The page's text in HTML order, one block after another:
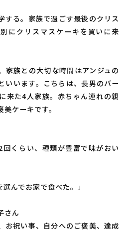
する。家族で過ごす最後のクリス
にクリスマスケーキを買いに来
家族との大切な時間はアンジュの
いいます。こちらは、長男のバー
来た4人家族。赤ちゃん連れの親
ケーキです。
回くらい、種類が豊富で味がおい
選んでお家で食べた。」
さん
お祝い事、自分へのご褒美、達成